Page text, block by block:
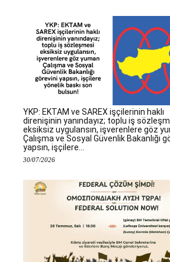
YKP: EKTAM ve SAREX işçilerinin haklı
direnişinin yanındayız; toplu iş
eksiksiz uygulansın, işverenlere göz
Çalışma ve Sosyal Güvenlik Bakanlığı
yapsın, işçilere...
30/07/2026